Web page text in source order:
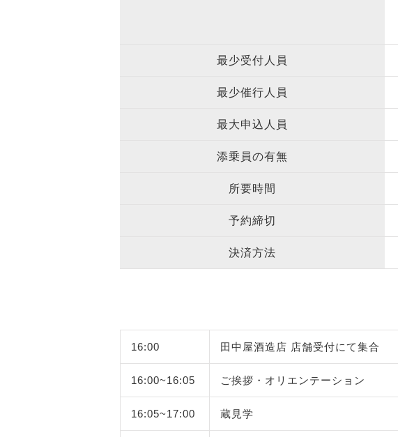
最少受付人員
最少催行人員
最大申込人員
添乗員の有無
所要時間
予約締切
決済方法
16:00 田中屋酒造店 店舗受付にて集合
16:00~16:05 ご挨拶・オリエンテーション
16:05~17:00 蔵見学